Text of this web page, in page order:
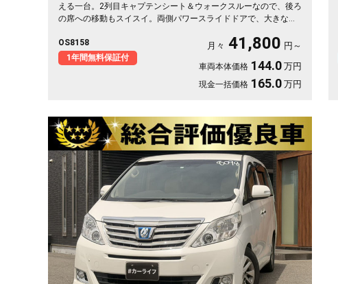
える一台。2列目キャプテンシート＆ウォークスルーなので、後ろ
の席への移動もスイスイ。両側パワースライドドアで、大きな荷
ア道具もたっぷり。フルセグTV視聴可能なナビとビルトインETC
で週末の遠出も快適そのもの。仲間との旅行にも送迎にも頼れる
相棒です🚗✨💺🙌。安心の《1年保証付》でお渡しします😊
OS8158
1年間無料保証付
月々 41,800 円～
車両本体価格 144.0 万円
現金一括価格 165.0 万円